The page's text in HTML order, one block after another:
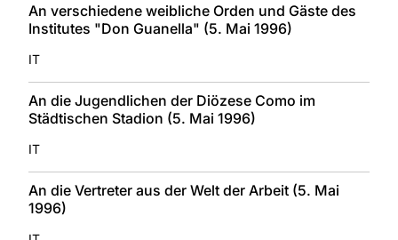
An verschiedene weibliche Orden und Gäste des
Institutes "Don Guanella" (5. Mai 1996)
IT
An die Jugendlichen der Diözese Como im
Städtischen Stadion (5. Mai 1996)
IT
An die Vertreter aus der Welt der Arbeit (5. Mai
1996)